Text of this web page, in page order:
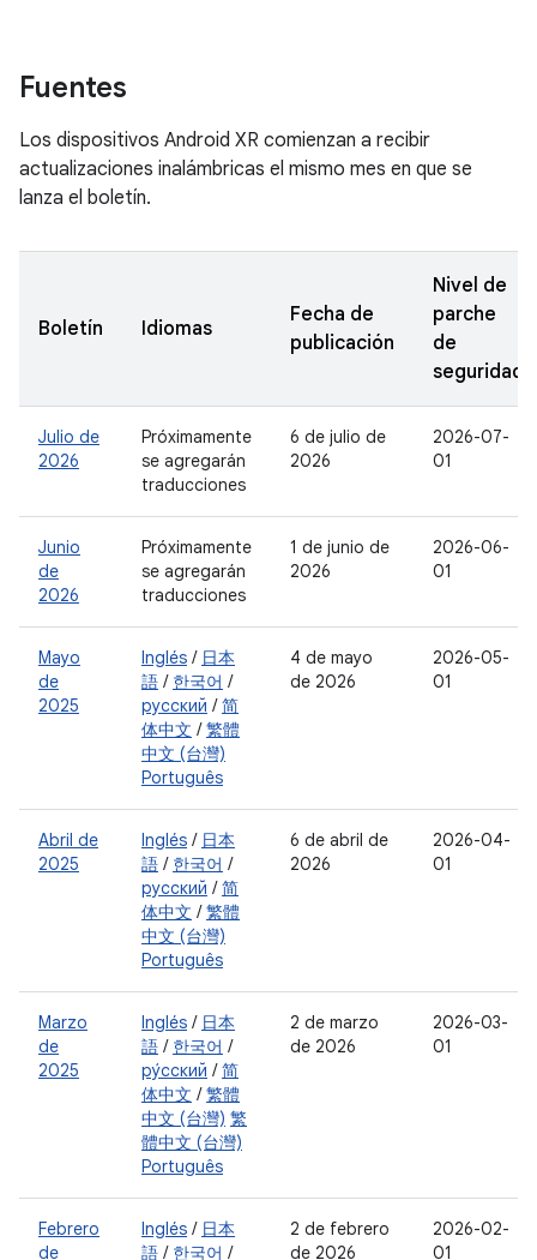
Fuentes
Los dispositivos Android XR comienzan a recibir
actualizaciones inalámbricas el mismo mes en que se
lanza el boletín.
Boletín Idiomas
Fecha de
publicación
Nivel de
parche
de
seguridad
Julio de
2026
Próximamente
se agregarán
traducciones
6 de julio de
2026
2026-07-
01
Junio
de
2026
Próximamente
se agregarán
traducciones
1 de junio de
2026
2026-06-
01
Mayo
de
2025
Inglés / 日本
語 / 한국어 /
русский /简
体中文 /繁體
中文 (台灣)
Português
4 de mayo
de 2026
2026-05-
01
Abril de
2025
Inglés / 日本
語 / 한국어 /
русский /简
体中文 /繁體
中文 (台灣)
Português
6 de abril de
2026
2026-04-
01
Marzo
de
2025
Inglés / 日本
語 / 한국어 /
ру́сский /简
体中文 /繁體
中文 (台灣) 繁
體中文 (台灣)
Português
2 de marzo
de 2026
2026-03-
01
Febrero
de
Inglés / 日本
語 / 한국어 /
2 de febrero
de 2026
2026-02-
01